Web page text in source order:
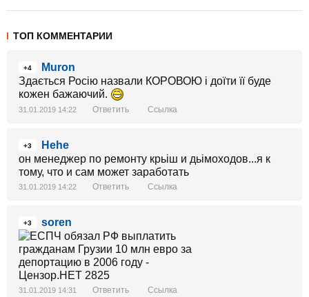
ТОП КОММЕНТАРИИ
+4
Muron
Здається Росію назвали КОРОВОЮ і доїти її буде
кожен бажаючий.
31.01.2019 14:22 Ответить Ссылка
+3
Hehe
он менеджер по ремонту крьіш и дьімоходов...я к
тому, что и сам может заработать
31.01.2019 14:22 Ответить Ссылка
+3 soren
31.01.2019 14:31 Ответить Ссылка